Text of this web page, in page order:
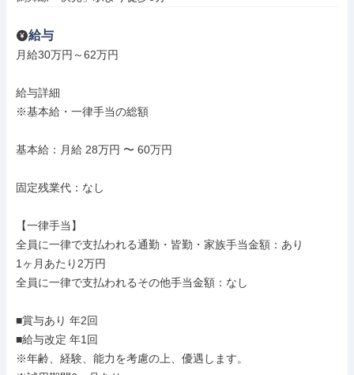
給与
月給30万円～62万円
給与詳細
※基本給・一律手当の総額
基本給：月給 28万円 〜 60万円
固定残業代：なし
【一律手当】
全員に一律で支払われる通勤・皆勤・家族手当金額：あり
1ヶ月あたり2万円
全員に一律で支払われるその他手当金額：なし
■賞与あり 年2回
■給与改定 年1回
※年齢、経験、能力を考慮の上、優遇します。